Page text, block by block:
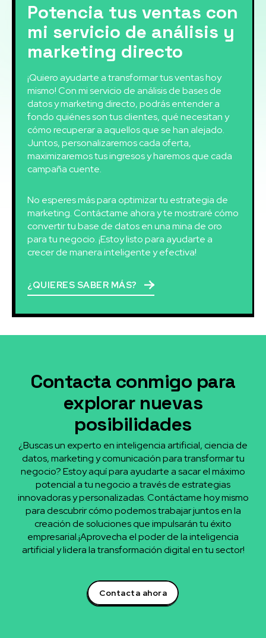
Potencia tus ventas con
mi servicio de análisis y
marketing directo
¡Quiero ayudarte a transformar tus ventas hoy
mismo! Con mi servicio de análisis de bases de
datos y marketing directo, podrás entender a
fondo quiénes son tus clientes, qué necesitan y
cómo recuperar a aquellos que se han alejado.
Juntos, personalizaremos cada oferta,
maximizaremos tus ingresos y haremos que cada
campaña cuente.
No esperes más para optimizar tu estrategia de
marketing. Contáctame ahora y te mostraré cómo
convertir tu base de datos en una mina de oro
para tu negocio. ¡Estoy listo para ayudarte a
crecer de manera inteligente y efectiva!
¿QUIERES SABER MÁS?
Contacta conmigo para
explorar nuevas
posibilidades
¿Buscas un experto en inteligencia artificial, ciencia de
datos, marketing y comunicación para transformar tu
negocio? Estoy aquí para ayudarte a sacar el máximo
potencial a tu negocio a través de estrategias
innovadoras y personalizadas. Contáctame hoy mismo
para descubrir cómo podemos trabajar juntos en la
creación de soluciones que impulsarán tu éxito
empresarial.¡Aprovecha el poder de la inteligencia
artificial y lidera la transformación digital en tu sector!
Contacta ahora